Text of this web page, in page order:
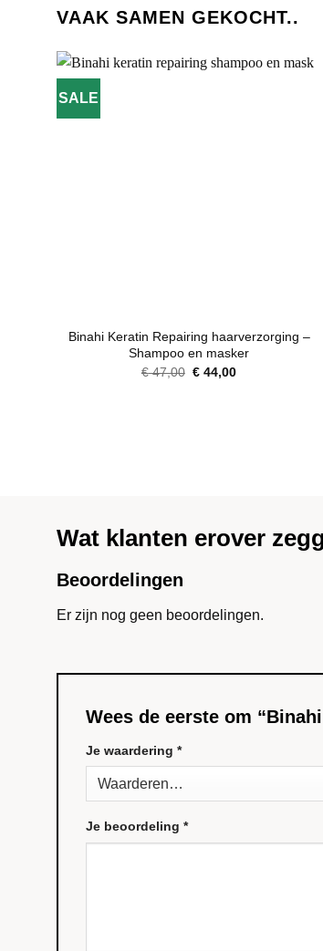
VAAK SAMEN GEKOCHT..
SALE
Binahi Keratin Repairing haarverzorging –
Shampoo en masker
€47,00 Oorspronkelijke
€ 44,00Huidige
Wat klanten erover
Beoordelingen
Er zijn nog geen beoordelingen.
Wees de eerste om
Je waardering *
Je beoordeling *